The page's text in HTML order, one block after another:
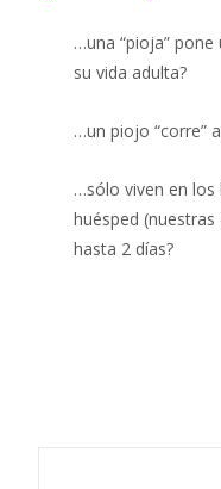
…una “pioja”
su vida adulta?
…un piojo “corre”
…sólo viven en los
huésped
hasta 2 días?